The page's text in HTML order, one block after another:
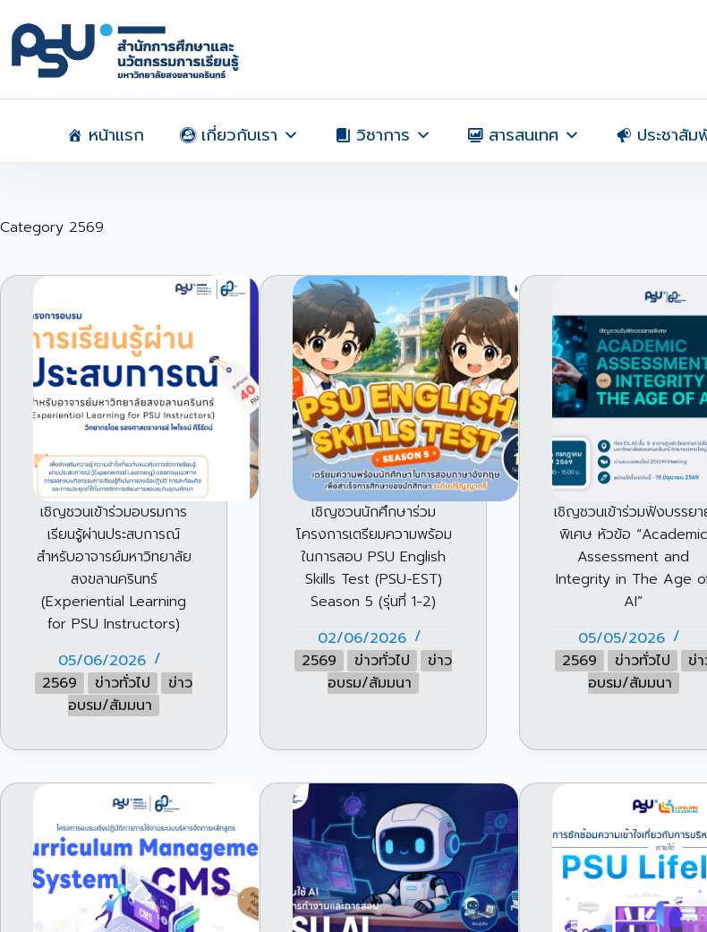
to
content
หน้าแรก เกี่ยวกับเรา วิชาการ สารสนเทศ ประชาสัม
Category 2569
เชิญชวนเข้าร่วมอบรมการ
เรียนรู้ผ่านประสบการณ์
สำหรับอาจารย์มหาวิทยาลัย
สงขลานครินทร์
(Experiential Learning
for PSU Instructors)
05/06/2026
2569
ข่าวทั่วไป
ข่าว
อบรม/สัมมนา
เชิญชวนนักศึกษาร่วม
โครงการเตรียมความพร้อม
ในการสอบ PSU English
Skills Test (PSU-EST)
Season 5 (รุ่นที่ 1-2)
02/06/2026
2569
ข่าวทั่วไป
ข่าว
อบรม/สัมมนา
เชิญชวนเข้าร่วมฟังบรรย
พิเศษ หัวข้อ “Academic
Assessment and
Integrity in The Age
AI”
05/05/2026
2569
ข่าวทั่วไป
ข่
อบรม/สัมมนา